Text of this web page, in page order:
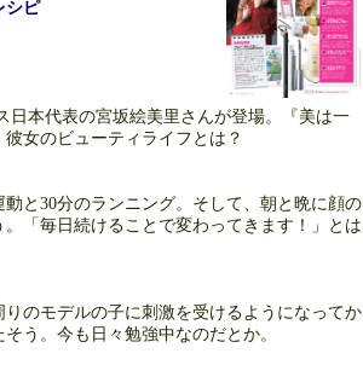
シピ
日本代表の宮坂絵美里さんが登場。『美は一
女のビューティライフとは？
と30分のランニング。そして、朝と晩に顔の
「毎日続けることで変わってきます！」とは
のモデルの子に刺激を受けるようになってか
そう。今も日々勉強中なのだとか。